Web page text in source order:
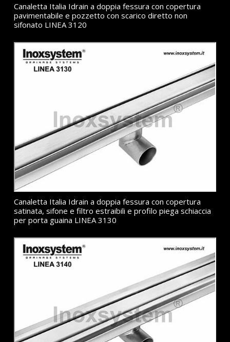
Canaletta Italia Idrain a doppia fessura con copertura
pavimentabile e pozzetto con scarico diretto non
sifonato LINEA 3120
Canaletta Italia Idrain a doppia fessura con copertura
satinata, sifone e filtro estraibili e profilo piega schiaccia
per porta guaina LINEA 3130